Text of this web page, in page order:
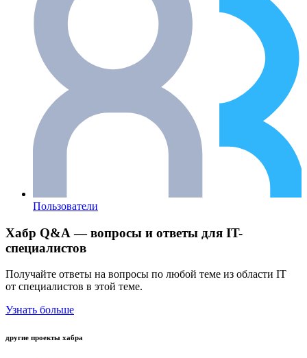
Пользователи
Хабр Q&A — вопросы и ответы для IT-
специалистов
Получайте ответы на вопросы по любой теме из области IT
от специалистов в этой теме.
Узнать больше
другие проекты хабра